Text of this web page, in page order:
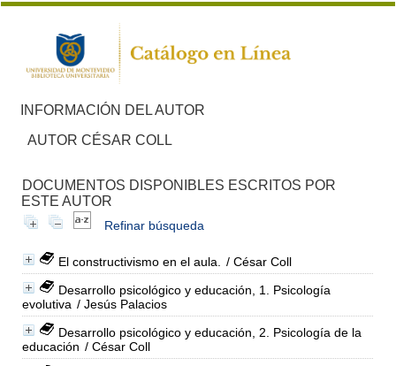
INFORMACIÓN DEL AUTOR
AUTOR CÉSAR COLL
DOCUMENTOS DISPONIBLES ESCRITOS POR
ESTE AUTOR
Refinar búsqueda
El constructivismo en el aula.
/ César Coll
Desarrollo psicológico y educación, 1. Psicología
evolutiva / Jesús Palacios
Desarrollo psicológico y educación, 2. Psicología de la
educación / César Coll